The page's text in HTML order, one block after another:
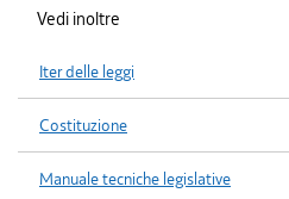
Vedi inoltre
Iter delle leggi
Costituzione
Manuale tecniche legislative